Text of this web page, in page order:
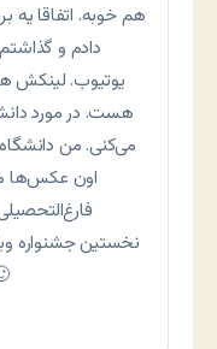
هم خوبه. اتفاقا
دادم و
یوتیوب. لینکش
هست. در مورد
می‌کنی. من
اون عکس‌ها
نخستین جشنواره